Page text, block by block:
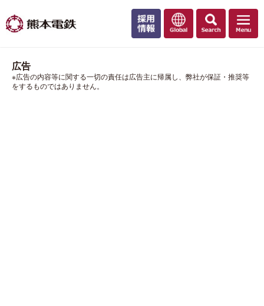
広告
※広告の内容等に関する一切の責任は広告主に帰属し、弊社が保証・推奨等
をするものではありません。